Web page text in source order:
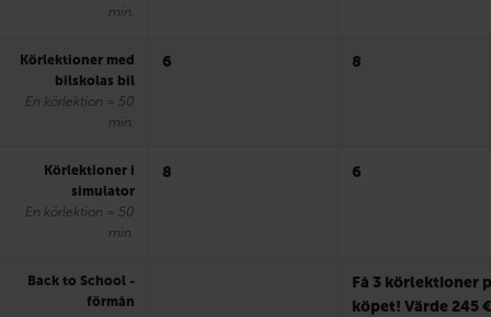
min.
Körlektioner med
bilskolas bil
En körlektion = 50
min.
6 8
Körlektioner i
simulator
En körlektion = 50
min.
8 6
Back to School -
förmån
Få 3 körlektioner
köpet! Värde 245 €